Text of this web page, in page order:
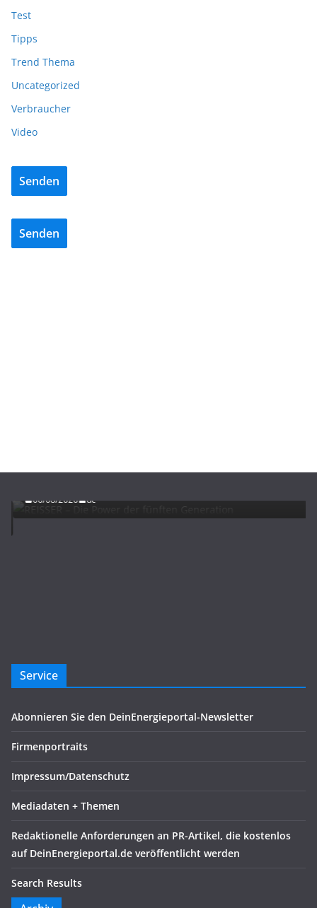
Test
Tipps
Trend Thema
Uncategorized
Verbraucher
Video
Senden
Senden
REISSER – Die Power der fünften Generation
06/08/2026 dc
Service
Abonnieren Sie den DeinEnergieportal-Newsletter
Firmenportraits
Impressum/Datenschutz
Mediadaten + Themen
Redaktionelle Anforderungen an PR-Artikel, die kostenlos
auf DeinEnergieportal.de veröffentlicht werden
Search Results